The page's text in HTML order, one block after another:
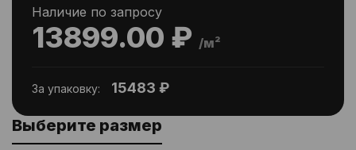
13899.00 ₽ /м²
Наличие по запросу
За упаковку: 15483 ₽
Выберите размер